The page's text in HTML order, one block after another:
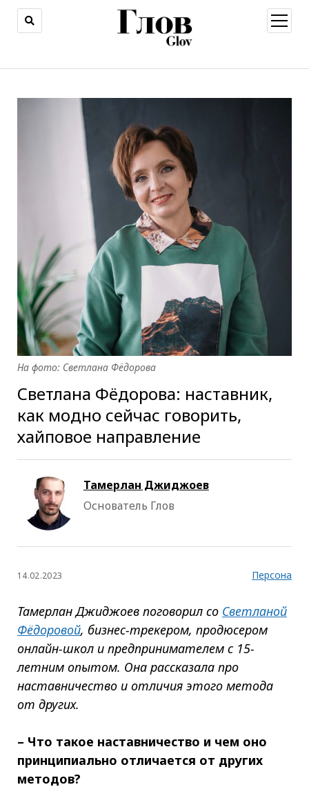
меню
На фото: Светлана Фёдорова
Светлана Фёдорова: наставник,
как модно сейчас говорить,
хайповое направление
Тамерлан Джиджоев
Основатель Глов
14.02.2023 Персона
Тамерлан Джиджоев поговорил со Светланой
Фёдоровой, бизнес-трекером, продюсером
онлайн-школ и предпринимателем с 15-
летним опытом. Она рассказала про
наставничество и отличия этого метода
от других.
– Что такое наставничество и чем оно
принципиально отличается от других
методов?